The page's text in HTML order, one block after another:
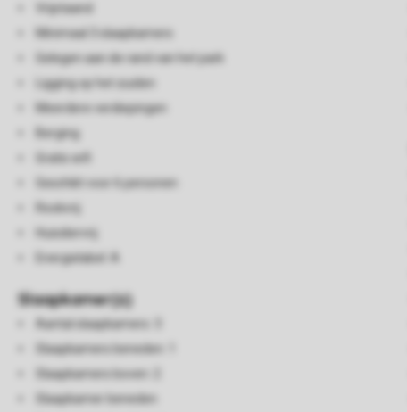
Vrijstaand
Minimaal 3 slaapkamers
Gelegen aan de rand van het park
Ligging op het zuiden
Meerdere verdiepingen
Berging
Gratis wifi
Geschikt voor 6 personen
Rookvrij
Huisdiervrij
Energielabel: A
Slaapkamer(s)
Aantal slaapkamers: 3
Slaapkamers beneden: 1
Slaapkamers boven: 2
Slaapkamer beneden